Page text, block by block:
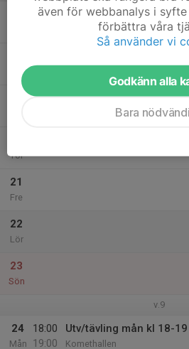
18:00
Utv/tävling mån kl 18-19
Komethallen
Tor
21
Fre
22
Lör
23
Sön
v.9
24
Mån
18:00
19:00
Utv/tävling mån kl 18-19
Komethallen
även för webbanalys i
förbättra våra
Så använder vi
Godkänn alla
Bara